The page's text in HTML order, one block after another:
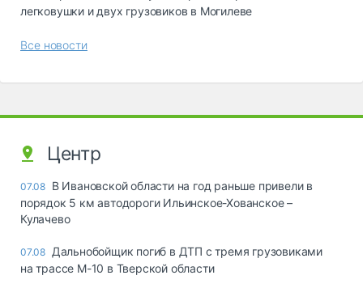
легковушки и двух грузовиков в Могилеве
Все новости
Центр
07.08 В Ивановской области на год раньше привели в
порядок 5 км автодороги Ильинское-Хованское –
Кулачево
07.08 Дальнобойщик погиб в ДТП с тремя грузовиками
на трассе М-10 в Тверской области